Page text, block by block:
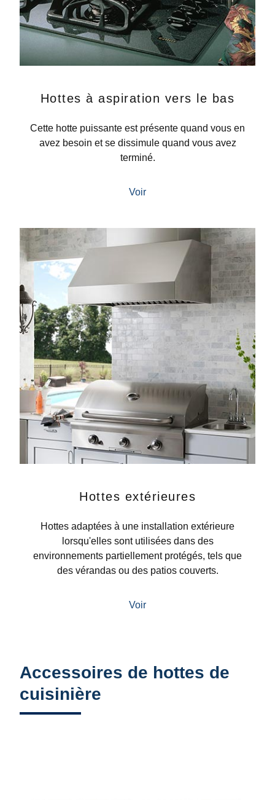
Hottes à aspiration vers le bas
Cette hotte puissante est présente quand vous en
avez besoin et se dissimule quand vous avez
terminé.
Voir
Hottes extérieures
Hottes adaptées à une installation extérieure
lorsqu'elles sont utilisées dans des
environnements partiellement protégés, tels que
des vérandas ou des patios couverts.
Voir
Accessoires de hottes de
cuisinière